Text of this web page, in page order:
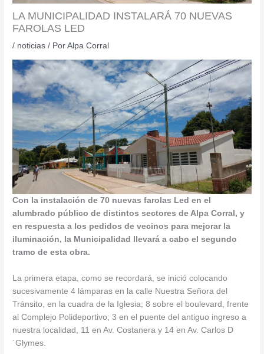
LA MUNICIPALIDAD INSTALARÁ 70 NUEVAS
FAROLAS LED
/ noticias / PorAlpa Corral
Con la instalación de 70 nuevas farolas Led en el
alumbrado público de distintos sectores de Alpa Corral, y
en respuesta a los pedidos de vecinos para mejorar la
iluminación, la Municipalidad llevará a cabo el segundo
tramo de esta obra.
La primera etapa, como se recordará, se inició colocando
sucesivamente 4 lámparas en la calle Nuestra Señora del
Tránsito, en la cuadra de la Iglesia; 8 sobre el boulevard, frente
al Complejo Polideportivo; 3 en el puente del antiguo ingreso a
nuestra localidad, 11 en Av. Costanera y 14 en Av. Carlos D
´Glymes.